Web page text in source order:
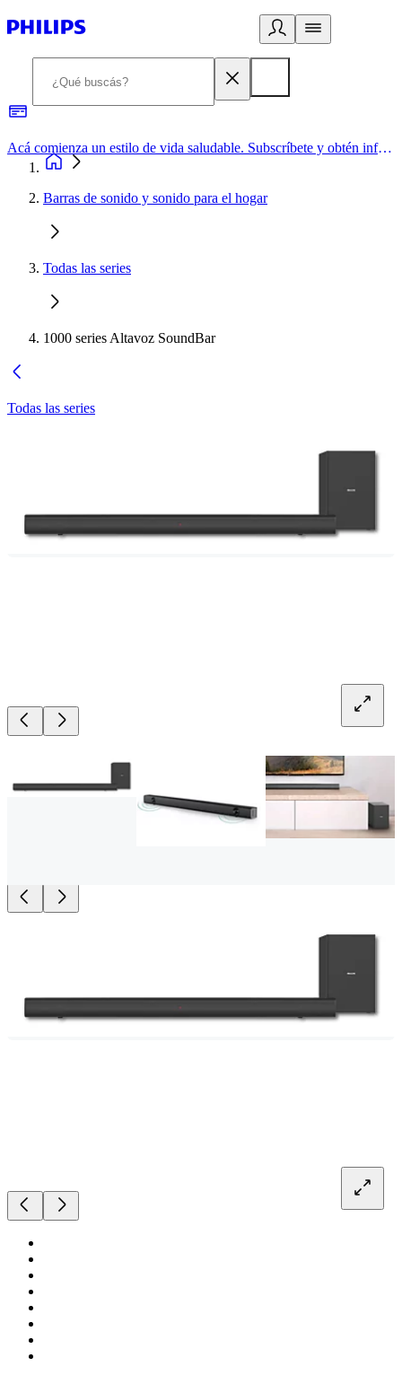
Acá comienza un estilo de vida saludable. Subscríbete y obtén información de primera mano
Barras de sonido y sonido para el hogar
Todas las series
1000 series Altavoz SoundBar
Todas las series